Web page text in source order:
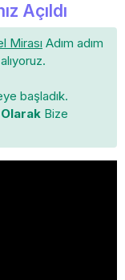
Açıldı
Mirası Adım adım
alıyoruz.
başladık.
Bize